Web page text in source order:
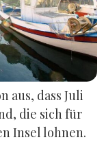
aus, dass Juli
die sich für
Insel lohnen.